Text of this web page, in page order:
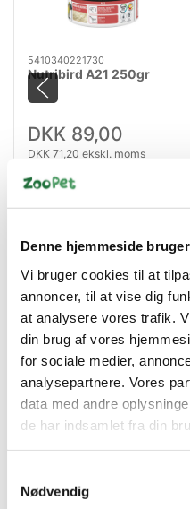
Denne hjemmeside
Vi bruger cookies til at
annoncer, til at vise dig
at analysere vores trafik.
din brug af vores
for sociale medier,
analysepartnere. Vores
data med andre
de har indsamlet fra din
Nødvendig
5410340221730
Nutribird A21 250gr
DKK 89,00
DKK 71,20 ekskl. moms
2026
Prestige papegøjefoder er
frøblanding, udviklet til at